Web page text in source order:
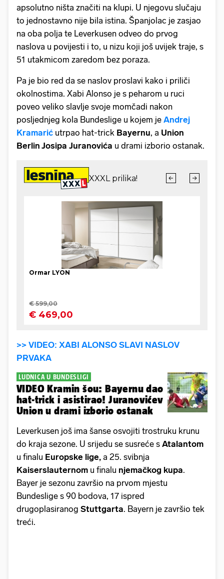
apsolutno ništa značiti na klupi. U njegovu slučaju
to jednostavno nije bila istina. Španjolac je zasjao
na oba polja te Leverkusen odveo do prvog
naslova u povijesti i to, u nizu koji još uvijek traje, s
51 utakmicom zaredom bez poraza.
Pa je bio red da se naslov proslavi kako i priliči
okolnostima. Xabi Alonso je s peharom u ruci
poveo veliko slavlje svoje momčadi nakon
posljednjeg kola Bundeslige u kojem je Andrej
Kramarić utrpao hat-trick Bayernu, a Union
Berlin Josipa Juranovića u drami izborio ostanak.
>> VIDEO: XABI ALONSO SLAVI NASLOV
PRVAKA
LUDNICA U BUNDESLIGI
VIDEO Kramin šou: Bayernu dao
hat-trick i asistirao! Juranovićev
Union u drami izborio ostanak
Leverkusen još ima šanse osvojiti trostruku krunu
do kraja sezone. U srijedu se susreće s Atalantom
u finalu Europske lige, a 25. svibnja
Kaiserslauternom u finalu njemačkog kupa.
Bayer je sezonu završio na prvom mjestu
Bundeslige s 90 bodova, 17 ispred
drugoplasiranog Stuttgarta. Bayern je završio tek
treći.